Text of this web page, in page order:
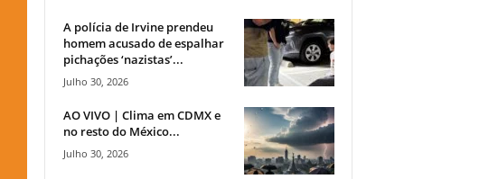
A polícia de Irvine prendeu
homem acusado de espalhar
pichações ‘nazistas’...
Julho 30, 2026
AO VIVO | Clima em CDMX e
no resto do México...
Julho 30, 2026